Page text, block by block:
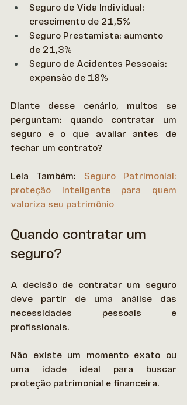
Seguro de Vida Individual:
crescimento de 21,5%
Seguro Prestamista: aumento
de 21,3%
Seguro de Acidentes Pessoais:
expansão de 18%
Diante desse cenário, muitos se
perguntam: quando contratar um
seguro e o que avaliar antes de
fechar um contrato?
Leia Também: Seguro Patrimonial:
proteção inteligente para quem
valoriza seu patrimônio
Quando contratar um
seguro?
A decisão de contratar um seguro
deve partir de uma análise das
necessidades pessoais e
profissionais.
Não existe um momento exato ou
uma idade ideal para buscar
proteção patrimonial e financeira.